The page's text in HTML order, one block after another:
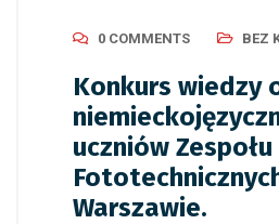
0 COMMENTS BEZ
Konkurs wiedzy
uczniów Zespołu
Warszawie.